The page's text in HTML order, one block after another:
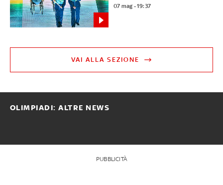
07 mag - 19:37
VAI ALLA SEZIONE
OLIMPIADI: ALTRE NEWS
PUBBLICITÀ